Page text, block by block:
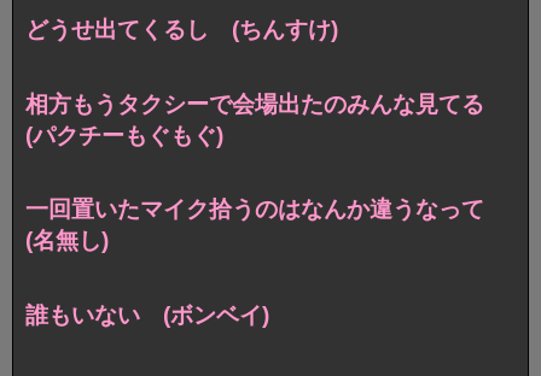
どうせ出てくるし (ちんすけ)
相方もうタクシーで会場出たのみんな見てる
(パクチーもぐもぐ)
一回置いたマイク拾うのはなんか違うなって
(名無し)
誰もいない (ボンベイ)